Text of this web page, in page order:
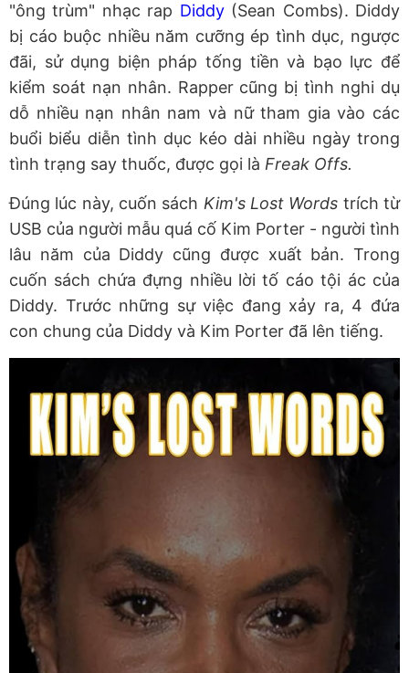
"ông trùm" nhạc rap Diddy(Sean Combs). Diddy
bị cáo buộc nhiều năm cưỡng ép tình dục, ngược
đãi, sử dụng biện pháp tống tiền và bạo lực để
kiểm soát nạn nhân. Rapper cũng bị tình nghi dụ
dỗ nhiều nạn nhân nam và nữ tham gia vào các
buổi biểu diễn tình dục kéo dài nhiều ngày trong
tình trạng say thuốc, được gọi là Freak Offs.
Đúng lúc này, cuốn sách Kim's Lost Words trích từ
USB của người mẫu quá cố Kim Porter - người tình
lâu năm của Diddy cũng được xuất bản. Trong
cuốn sách chứa đựng nhiều lời tố cáo tội ác của
Diddy. Trước những sự việc đang xảy ra, 4 đứa
con chung của Diddy và Kim Porter đã lên tiếng.